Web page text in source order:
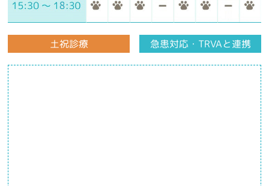
土祝診療 急患対応・TRVAと連携